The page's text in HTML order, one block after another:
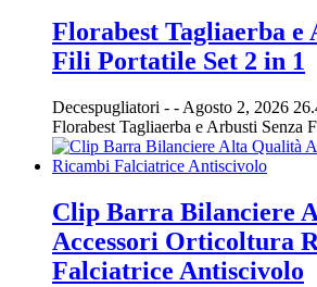
Florabest Tagliaerba e
Fili Portatile Set 2 in 1
Decespugliatori - - Agosto 2, 2026
Florabest Tagliaerba e Arbusti Senza
Clip Barra Bilanciere
Accessori Orticoltura
Falciatrice Antiscivolo